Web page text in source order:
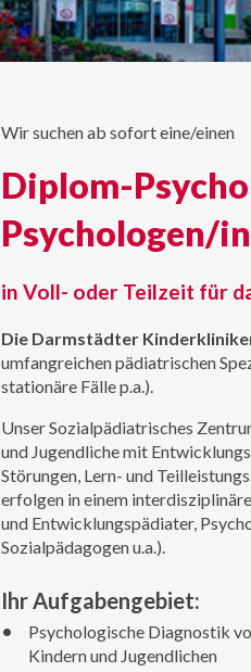
Wir suchen ab sofort eine/einen
Diplom-
Psychologen/
in Voll- oder Teilzeit für
Die Darmstädter
umfangreichen pädiatrischen
stationäre Fälle p.a.).
Unser Sozialpädiatrisches
und Jugendliche mit
Störungen, Lern- und
erfolgen in einem
und Entwicklungspädiater,
Sozialpädagogen u.a.).
Ihr Aufgabengebiet:
Psychologische Diagnostik
Kindern und Jugendlichen